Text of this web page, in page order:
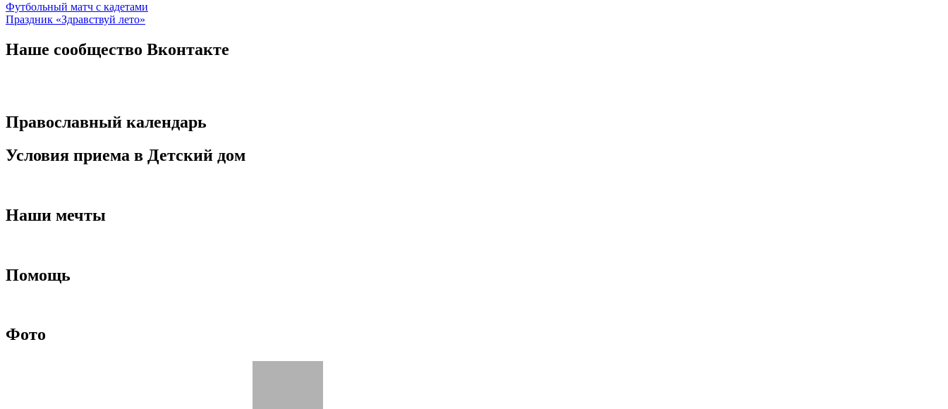
Футбольный матч с кадетами
Праздник «Здравствуй лето»
Наше сообщество Вконтакте
Православный календарь
Условия приема в Детский дом
Наши мечты
Помощь
Фото